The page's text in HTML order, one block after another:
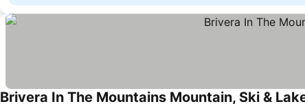
Brivera In The Mountains Mountain, Ski &